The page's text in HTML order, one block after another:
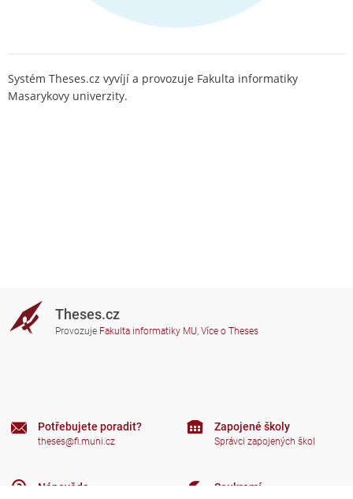
Systém Theses.cz vyvíjí a provozuje Fakulta informatiky
Masarykovy univerzity.
Theses.cz
Provozuje Fakulta informatiky MU, Více o Theses
Potřebujete poradit?
theses@fi.muni.cz
Nápověda
Zapojené školy
Správci zapojených škol
Soukromí